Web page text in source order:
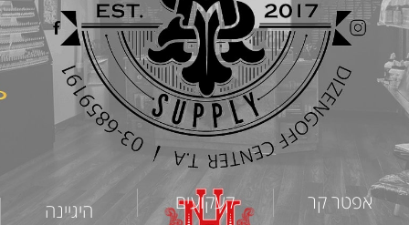
אפטר קר קעקועים היגיינה